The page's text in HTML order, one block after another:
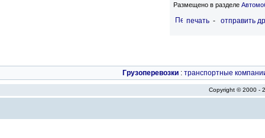
Размещено в разделе
печать - отправить
Грузоперевозки : транспортные
Copyright © 2000 -